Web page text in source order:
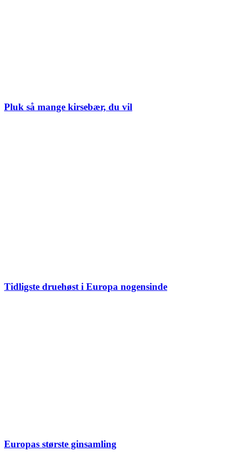
Pluk så mange kirsebær, du vil
Tidligste druehøst i Europa nogensinde
Europas største ginsamling